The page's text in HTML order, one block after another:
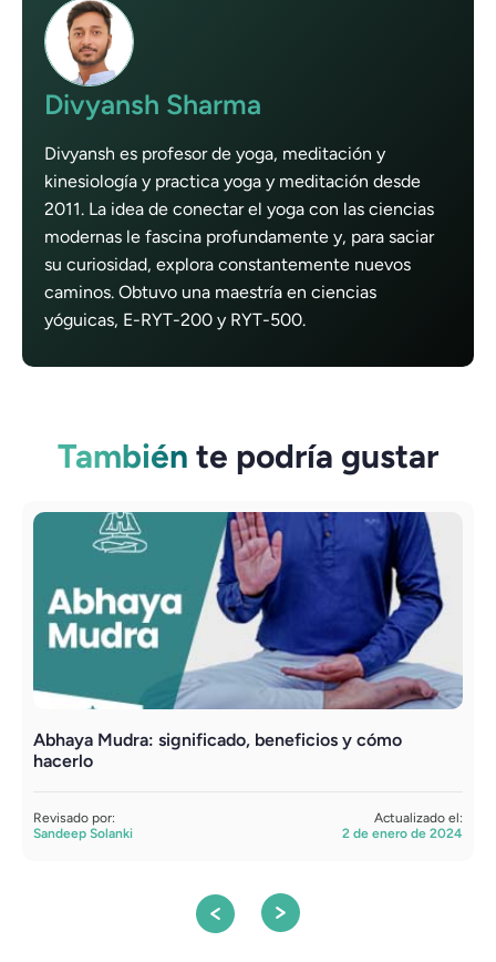
Divyansh Sharma
Divyansh es profesor de yoga, meditación y
kinesiología y practica yoga y meditación desde
2011. La idea de conectar el yoga con las ciencias
modernas le fascina profundamente y, para saciar
su curiosidad, explora constantemente nuevos
caminos. Obtuvo una maestría en ciencias
yóguicas, E-RYT-200 y RYT-500.
También te podría gustar
Abhaya Mudra: significado, beneficios y cómo
hacerlo
Revisado por:
Sandeep Solanki
Actualizado el:
2 de enero de 2024